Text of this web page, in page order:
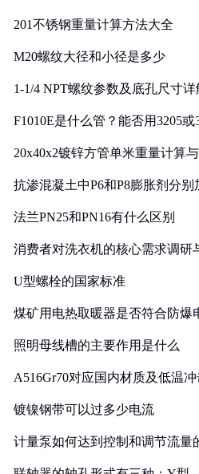
201不锈钢重量计算方法大全
M20螺纹大径和小径是多少
1-1/4 NPT螺纹参数及底孔尺寸详
F1010E是什么管？能否用3205或
20x40x2镀锌方管单米重量计算
抗渗混凝土中P6和P8膨胀剂分别
法兰PN25和PN16有什么区别
消费者对洗衣机的核心需求调研
U型螺栓的国家标准
煤矿用电热取暖器是否符合防爆
照明母线槽的主要作用是什么
A516Gr70对应国内材质及低温
镀镍钢带可以过多少电流
计量泵如何达到控制和调节流量